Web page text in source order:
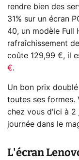
rendre bien des
31% sur un écran
40, un modèle Full
rafraîchissement
coûte 129,99 €, il
€.
Un bon prix
toutes ses formes.
chez vous d'ici à 2
journée dans le
L'écran